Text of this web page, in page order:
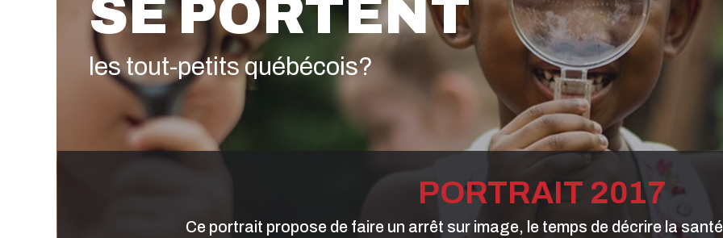
SE PORTENT
les tout-petits québécois?
PORTRAIT 2017
Ce portrait propose de faire un arrêt sur image, le temps de décrire la